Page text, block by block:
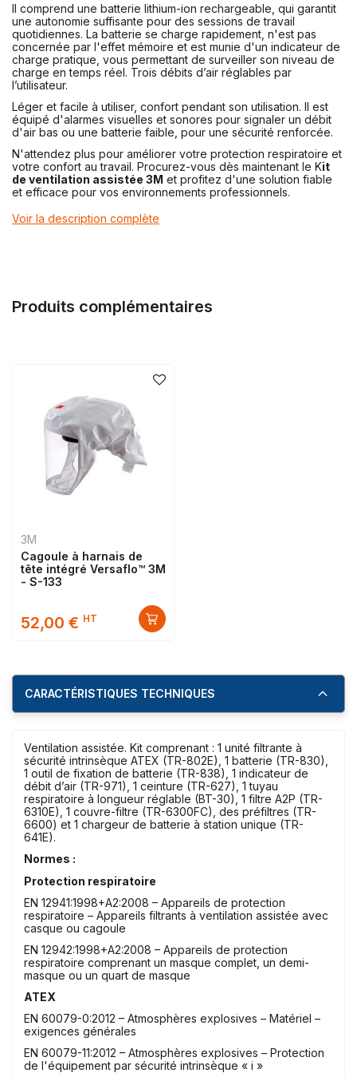
Il comprend une batterie lithium-ion rechargeable, qui garantit
une autonomie suffisante pour des sessions de travail
quotidiennes. La batterie se charge rapidement, n'est pas
concernée par l'effet mémoire et est munie d'un indicateur de
charge pratique, vous permettant de surveiller son niveau de
charge en temps réel. Trois débits d’air réglables par
l’utilisateur.
Léger et facile à utiliser, confort pendant son utilisation. Il est
équipé d'alarmes visuelles et sonores pour signaler un débit
d'air bas ou une batterie faible, pour une sécurité renforcée.
N'attendez plus pour améliorer votre protection respiratoire et
votre confort au travail. Procurez-vous dès maintenant le Kit
de ventilation assistée 3M et profitez d'une solution fiable
et efficace pour vos environnements professionnels.
Voir la description complète
Produits complémentaires
3M
Cagoule à harnais de
tête intégré Versaflo™ 3M
- S-133
52,00 € HT
CARACTÉRISTIQUES TECHNIQUES
Ventilation assistée. Kit comprenant : 1 unité filtrante à
sécurité intrinsèque ATEX (TR-802E), 1 batterie (TR-830),
1 outil de fixation de batterie (TR-838), 1 indicateur de
débit d’air (TR-971), 1 ceinture (TR-627), 1 tuyau
respiratoire à longueur réglable (BT-30), 1 filtre A2P (TR-
6310E), 1 couvre-filtre (TR-6300FC), des préfiltres (TR-
6600) et 1 chargeur de batterie à station unique (TR-
641E).
Normes :
Protection respiratoire
EN 12941:1998+A2:2008 – Appareils de protection
respiratoire – Appareils filtrants à ventilation assistée avec
casque ou cagoule
EN 12942:1998+A2:2008 – Appareils de protection
respiratoire comprenant un masque complet, un demi-
masque ou un quart de masque
ATEX
EN 60079-0:2012 – Atmosphères explosives – Matériel –
exigences générales
EN 60079-11:2012 – Atmosphères explosives – Protection
de l'équipement par sécurité intrinsèque « i »